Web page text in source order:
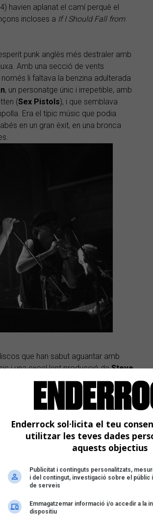
havien aplanat el camí perquè el
incloses a If I Should Fall from
punk anglès més destraler amb
Amb una secció de vents
li faltava la benzina adulterada
, un personatge únic i irrepetible, amb
(Sex Pistols), i que semblava
Era el típic músic que podia
en un gran èxit, en una bronca
que han sabut aguantar amb
i una excel·lent producció deSteve
per cantar alçant l’ampolla de
(" Metropolis"), apropaments a
amarades d’enyorança plena
i tot un diamant polit com "
a duet amb la personal veu deKristy
dubte ho serà per "Fiesta",
se en un clàssic popular. Addictiva
d’Almeria, on
, dirigit per Alex Cox l’any 1987. Els
un paper de mexicans i
Enderrock sol·licita el teu
utilitzar les teves dades
aquests objectius
Publicitat i continguts personalitzats,
i del contingut, investigació sobre el públic
de serveis
Emmagatzemar informació i/o accedir a la
dispositiu